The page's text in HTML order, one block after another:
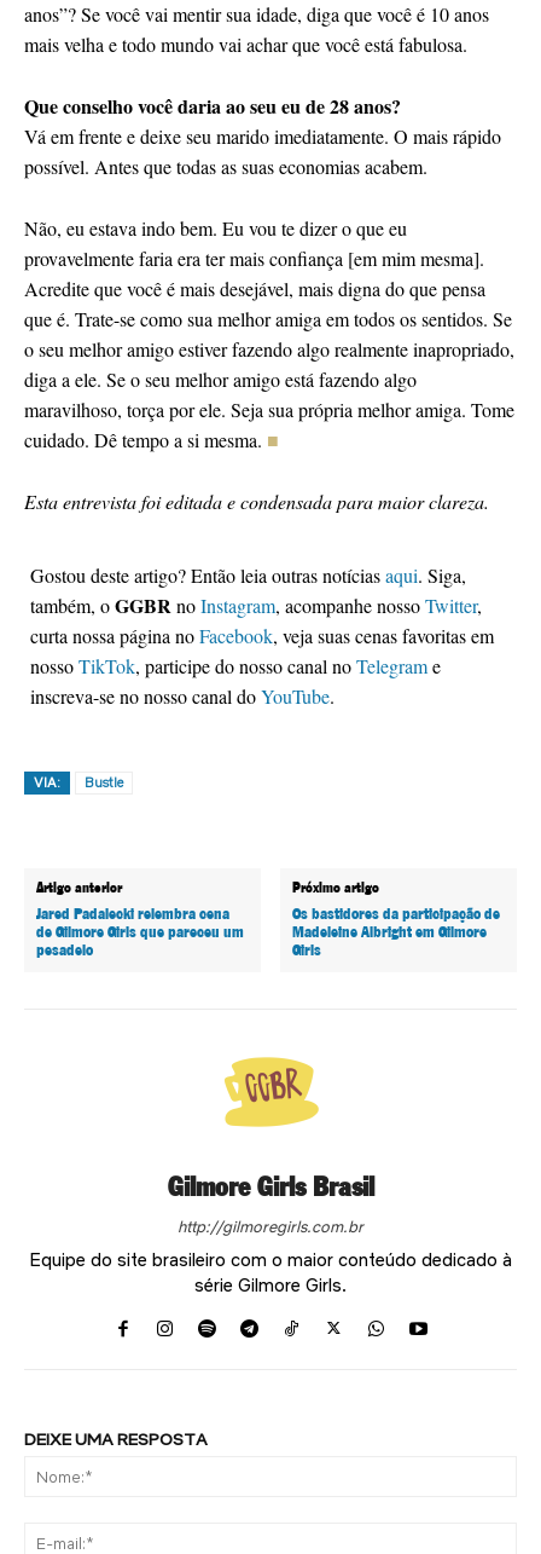
anos”? Se você vai mentir sua idade, diga que você é 10 anos
mais velha e todo mundo vai achar que você está fabulosa.
Que conselho você daria ao seu eu de 28 anos?
Vá em frente e deixe seu marido imediatamente. O mais rápido
possível. Antes que todas as suas economias acabem.
Não, eu estava indo bem. Eu vou te dizer o que eu
provavelmente faria era ter mais confiança [em mim mesma].
Acredite que você é mais desejável, mais digna do que pensa
que é. Trate-se como sua melhor amiga em todos os sentidos. Se
o seu melhor amigo estiver fazendo algo realmente inapropriado,
diga a ele. Se o seu melhor amigo está fazendo algo
maravilhoso, torça por ele. Seja sua própria melhor amiga. Tome
cuidado. Dê tempo a si mesma. ■
Esta entrevista foi editada e condensada para maior clareza.
Gostou deste artigo? Então leia outras notíciasaqui. Siga,
também, oGGBRnoInstagram, acompanhe nossoTwitter,
curta nossa página noFacebook, veja suas cenas favoritas em
nossoTikTok, participe do nosso canal noTelegrame
inscreva-se no nosso canal doYouTube.
VIA: Bustle
Artigo anterior
Jared Padalecki relembra cena
de Gilmore Girls que pareceu um
pesadelo
Próximo artigo
Os bastidores da participação de
Madeleine Albright em Gilmore
Girls
Gilmore Girls Brasil
http://gilmoregirls.com.br
Equipe do site brasileiro com o maior conteúdo dedicado à
série Gilmore Girls.
DEIXE UMA RESPOSTA